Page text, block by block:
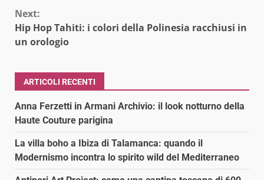
Next:
Hip Hop Tahiti: i colori della Polinesia racchiusi in
un orologio
ARTICOLI RECENTI
Anna Ferzetti in Armani Archivio: il look notturno della
Haute Couture parigina
La villa boho a Ibiza di Talamanca: quando il
Modernismo incontra lo spirito wild del Mediterraneo